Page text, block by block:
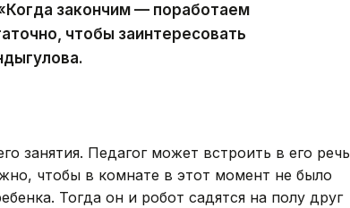
закончим — поработаем
чтобы заинтересовать
занятия. Педагог может встроить в его речь
чтобы в комнате в этот момент не было
Тогда он и робот садятся на полу друг